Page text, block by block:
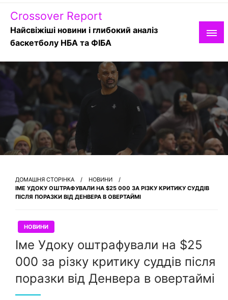
Skip
content
Crossover Report
Найсвіжіші новини і глибокий аналіз
баскетболу НБА та ФІБА
ДОМАШНЯ СТОРІНКА
НОВИНИ
ІМЕ УДОКУ ОШТРАФУВАЛИ НА $25 000 ЗА РІЗКУ КРИТИКУ СУДДІВ
ПІСЛЯ ПОРАЗКИ ВІД ДЕНВЕРА В ОВЕРТАЙМІ
НОВИНИ
Іме Удоку оштрафували на $25
000 за різку критику суддів після
поразки від Денвера в овертаймі